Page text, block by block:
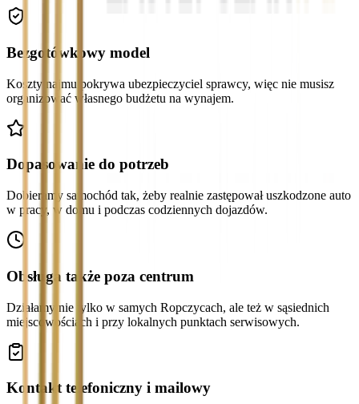
Bezgotówkowy model
Koszty najmu pokrywa ubezpieczyciel sprawcy, więc nie musisz
organizować własnego budżetu na wynajem.
Dopasowanie do potrzeb
Dobieramy samochód tak, żeby realnie zastępował uszkodzone auto
w pracy, w domu i podczas codziennych dojazdów.
Obsługa także poza centrum
Działamy nie tylko w samych Ropczycach, ale też w sąsiednich
miejscowościach i przy lokalnych punktach serwisowych.
Kontakt telefoniczny i mailowy